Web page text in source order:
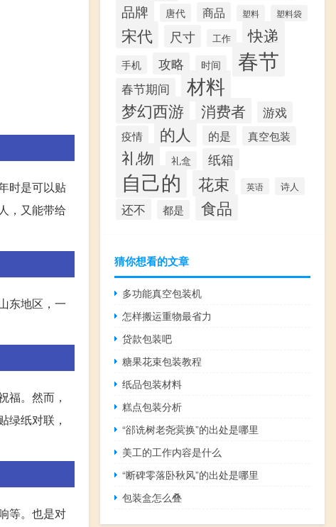
时是可以贴
，又能带给
东地区，一
福。然而，
绿纸对联，
等。也是对
品牌 唐代 商品 塑料 塑料袋
宋代 尺寸 工作 快递
手机 攻略 时间 春节
春节期间 材料
梦幻西游 消费者 游戏
疫情 的人 的是 真空包装
礼物 礼盒 纸箱
自己的 花束 英语 诗人
还不 都是 食品
猜你想看的文章
多功能真空包装机
怎样搬运重物最省力
贷款包装吧
糖果花束包装教程
纸品包装材料
糕点包装分析
“郤诜树老尧蓂换”的出处是哪里
美工的工作内容是什么
“断碑零落卧秋风”的出处是哪里
包装盒怎么叠